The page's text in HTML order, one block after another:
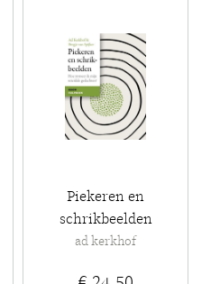
Piekeren en
schrikbeelden
ad kerkhof